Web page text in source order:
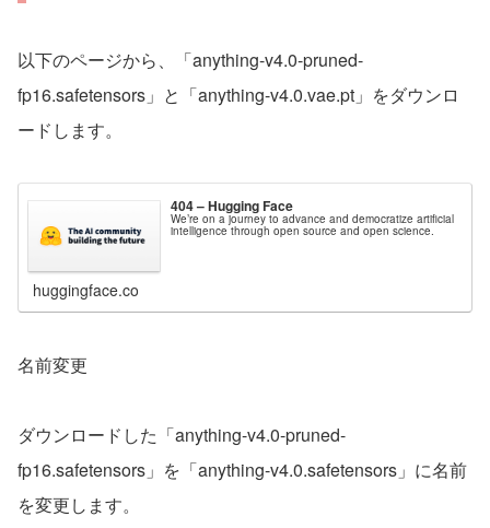
以下のページから、「anything-v4.0-pruned-
fp16.safetensors」と「anything-v4.0.vae.pt」をダウンロ
ードします。
404 – Hugging Face
We’re on a journey to advance and democratize artificial
intelligence through open source and open science.
huggingface.co
名前変更
ダウンロードした「anything-v4.0-pruned-
fp16.safetensors」を「anything-v4.0.safetensors」に名前
を変更します。